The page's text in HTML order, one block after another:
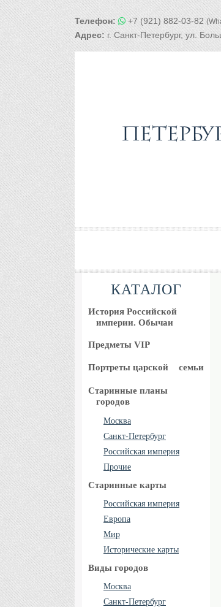
Телефон: +7 (921) 882-03-82
Адрес:г. Санкт-Петербург, ул.
КАТАЛОГ
История Российской
империи. Обычаи
Предметы VIP
Портреты царской семьи
Старинные планы
городов
Москва
Санкт-Петербург
Российская империя
Прочие
Старинные карты
Российская империя
Европа
Мир
Исторические карты
Виды городов
Москва
Санкт-Петербург